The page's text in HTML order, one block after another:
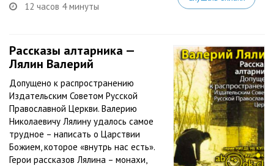
12 часов 4 минуты
Рассказы алтарника —
Лялин Валерий
Допущено к распространению
Издательским Советом Русской
Православной Церкви. Валерию
Николаевичу Лялину удалось самое
трудное – написать о Царствии
Божием, которое «внутрь нас есть».
Герои рассказов Лялина – монахи,